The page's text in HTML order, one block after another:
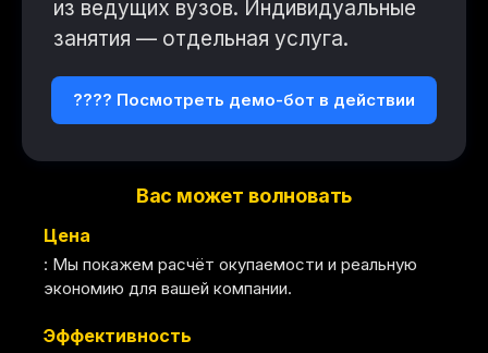
из ведущих вузов. Индивидуальные
занятия — отдельная услуга.
???? Посмотреть демо-бот в действии
Вас может волновать
Цена
: Мы покажем расчёт окупаемости и реальную
экономию для вашей компании.
Эффективность